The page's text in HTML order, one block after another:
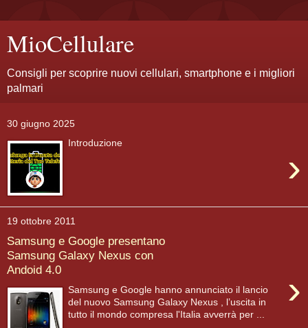
MioCellulare
Consigli per scoprire nuovi cellulari, smartphone e i migliori
palmari
30 giugno 2025
›
Introduzione
19 ottobre 2011
Samsung e Google presentano
Samsung Galaxy Nexus con
Andoid 4.0
›
Samsung e Google hanno annunciato il lancio
del nuovo Samsung Galaxy Nexus , l’uscita in
tutto il mondo compresa l'Italia avverrà per ...